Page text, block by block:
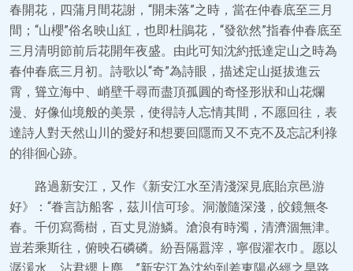
春開花，四蒲月間花謝，“開未落”之時，當在仲春底至三月
間；“山櫻”俗名映山紅，也即杜鵑花，“發欲然”指春仲春底至
三月清明節前后花開年夜盛。由此可知沈約抵達定山之時為
春仲春底三月初。詩歌以“奇”為詩眼，描述定山挺拔進云
霄，聳立海中、峭壁千尋而盡頂孤圓的奇怪形狀和山花爛
漫、好像仙境般的美景，使得詩人忘情其間，不愿回往，表
達詩人對天然山川的愛好和想要回隱而又不克不及忘記利祿
的徘徊心跡。
路過新安江，又作《新安江水至清淺深見底貽京邑游
好》：“眷言訪船客，茲川信可珍。洞澈隨深淺，皎鏡無冬
春。千仞寫喬樹，百丈見游鱗。滄浪有時濁，清濟涸無津。
豈若乘斯往，俯映石磷磷。紛吾隔囂滓，寧假濯衣巾。愿以